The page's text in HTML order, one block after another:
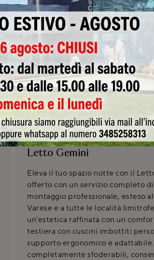
Ho preso visione dellaPrivacy
Invia
SCHEDA TECNICA
Letto Gemini
Eleva il tuo spazio notte con il
offerto con un servizio completo
montaggio professionale, esteso
Varese e a tutte le località
un'estetica raffinata con un
testiera con cuscini imbottiti
supporto ergonomico e
completamente sfoderabili,